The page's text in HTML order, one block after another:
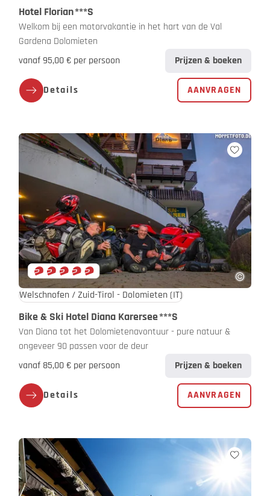
Hotel Florian***S
Welkom bij een motorvakantie in het hart van de Val
Gardena Dolomieten
vanaf 95,00 € per persoon
Prijzen & boeken
Details AANVRAGEN
Welschnofen / Zuid-Tirol - Dolomieten(IT)
Bike & Ski Hotel Diana Karersee***S
Van Diana tot het Dolomietenavontuur - pure natuur &
ongeveer 90 passen voor de deur
vanaf 85,00 € per persoon
Prijzen & boeken
Details AANVRAGEN